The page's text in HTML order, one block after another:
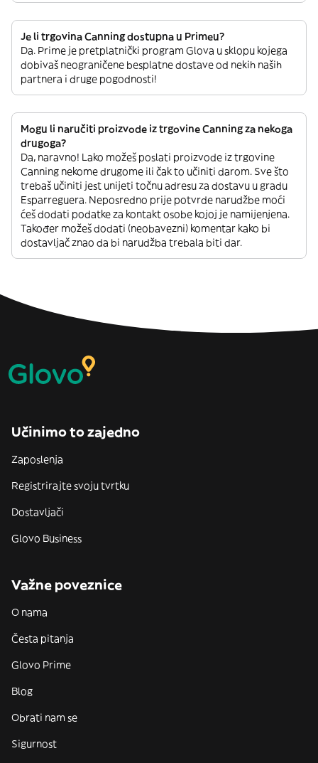
Je li trgovina Canning dostupna u Primeu?
Da. Prime je pretplatnički program Glova u sklopu kojega
dobivaš neograničene besplatne dostave od nekih naših
partnera i druge pogodnosti!
Mogu li naručiti proizvode iz trgovine Canning za nekoga
drugoga?
Da, naravno! Lako možeš poslati proizvode iz trgovine
Canning nekome drugome ili čak to učiniti darom. Sve što
trebaš učiniti jest unijeti točnu adresu za dostavu u gradu
Esparreguera. Neposredno prije potvrde narudžbe moći
ćeš dodati podatke za kontakt osobe kojoj je namijenjena.
Također možeš dodati (neobavezni) komentar kako bi
dostavljač znao da bi narudžba trebala biti dar.
Učinimo to zajedno
Zaposlenja
Registrirajte svoju tvrtku
Dostavljači
Glovo Business
Važne poveznice
O nama
Česta pitanja
Glovo Prime
Blog
Obrati nam se
Sigurnost